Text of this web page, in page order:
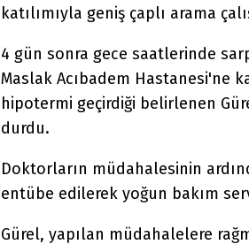
katılımıyla geniş çaplı arama
4 gün sonra gece saatlerinde
Maslak Acıbadem Hastanesi'ne
hipotermi geçirdiği belirlenen
durdu.
Doktorların müdahalesinin
entübe edilerek yoğun bakım
Gürel, yapılan müdahalelere